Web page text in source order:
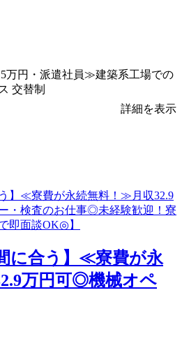
万円・派遣社員≫建築系工場での
交替制
詳細を表示
に合う】≪寮費が永
万円可◎機械オペ